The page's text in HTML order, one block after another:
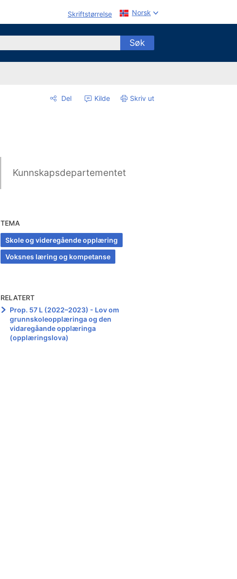
Skriftstørrelse Norsk
Søk
Del Kilde Skriv ut
Kunnskapsdepartementet
TEMA
Skole og videregående opplæring
Voksnes læring og kompetanse
RELATERT
Prop. 57 L (2022–2023) - Lov om
grunnskoleopplæringa og den
vidaregåande opplæringa
(opplæringslova)